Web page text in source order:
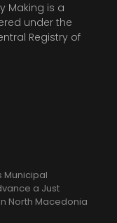
Making is a
under the
Registry of
Municipal
a Just
North Macedonia